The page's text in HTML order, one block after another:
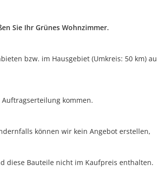
Sie Ihr Grünes Wohnzimmer.
bzw. im Hausgebiet (Umkreis: 50 km)
kommen.
können wir kein Angebot erstellen,
diese Bauteile nicht im Kaufpreis enthalten.